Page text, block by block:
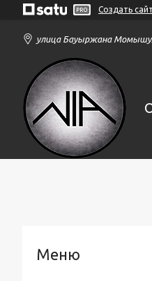
Создать сайт
улица Бауыржана